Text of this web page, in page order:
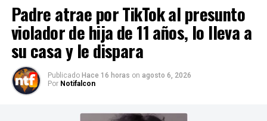
Padre atrae por TikTok al presunto
violador de hija de 11 años, lo lleva a
su casa y le dispara
Publicado Hace 16 horas on agosto 6, 2026
Por Notifalcon